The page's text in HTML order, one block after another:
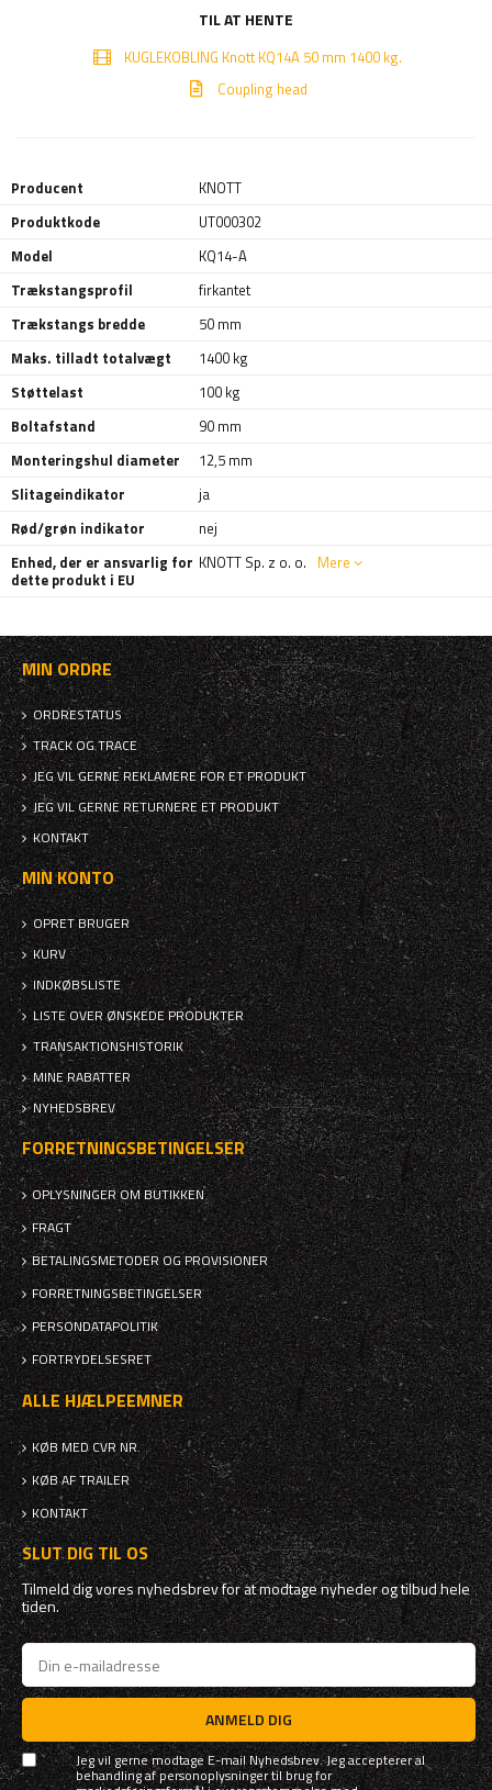
TIL AT HENTE
KUGLEKOBLING Knott KQ14A 50 mm 1400 kg.
Coupling head
Producent
KNOTT
Produktkode
UT000302
Model
KQ14-A
Trækstangsprofil
firkantet
Trækstangs bredde
50 mm
Maks. tilladt totalvægt
1400 kg
Støttelast
100 kg
Boltafstand
90 mm
Monteringshul diameter
12,5 mm
Slitageindikator
ja
Rød/grøn indikator
nej
Enhed, der er ansvarlig for
dette produkt i EU
KNOTT Sp. z o. o. Mere
MIN ORDRE
ORDRESTATUS
TRACK OG TRACE
JEG VIL GERNE REKLAMERE FOR ET PRODUKT
JEG VIL GERNE RETURNERE ET PRODUKT
KONTAKT
MIN KONTO
OPRET BRUGER
KURV
INDKØBSLISTE
LISTE OVER ØNSKEDE PRODUKTER
TRANSAKTIONSHISTORIK
MINE RABATTER
NYHEDSBREV
FORRETNINGSBETINGELSER
OPLYSNINGER OM BUTIKKEN
FRAGT
BETALINGSMETODER OG PROVISIONER
FORRETNINGSBETINGELSER
PERSONDATAPOLITIK
FORTRYDELSESRET
ALLE HJÆLPEEMNER
KØB MED CVR NR.
KØB AF TRAILER
KONTAKT
SLUT DIG TIL OS
Tilmeld dig vores nyhedsbrev for at modtage nyheder og tilbud hele
tiden.
ANMELD DIG
Jeg vil gerne modtage E-mail Nyhedsbrev. Jeg accepterer al
behandling af personoplysninger til brug for